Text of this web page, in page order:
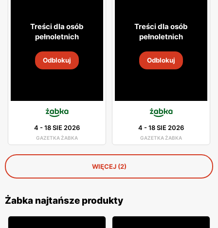
Treści dla osób
pełnoletnich
Odblokuj
4 -18 SIE 2026
GAZETKA ŻABKA
Treści dla osób
pełnoletnich
Odblokuj
4 -18 SIE 2026
GAZETKA ŻABKA
WIĘCEJ (2)
Żabka najtańsze produkty